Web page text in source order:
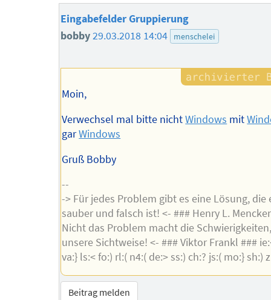
Eingabefelder Gruppierung
bobby29.03.2018 14:04 menschelei
Moin,
Verwechsel mal bitte nichtWindows mit
garWindows
Gruß Bobby
--
-> Für jedes Problem gibt es eine Lösung, die
sauber und falsch ist! <- ### Henry L.
Nicht das Problem macht die
unsere Sichtweise! <- ### Viktor Frankl ###
va:} ls:< fo:) rl:( n4:( de:> ss:) ch:? js:( mo:} sh:)
Beitrag melden